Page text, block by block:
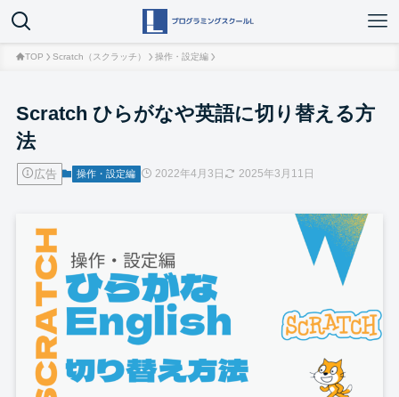
TOP Scratch（スクラッチ） 操作・設定編
Scratch ひらがなや英語に切り替える方
法
広告 操作・設定編 2022年4月3日 2025年3月11日